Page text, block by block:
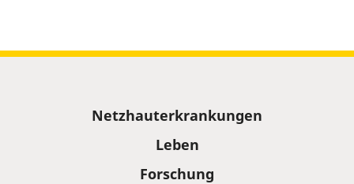
Netzhauterkrankungen
Leben
Forschung